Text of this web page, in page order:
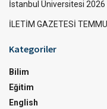
İstanbul Üniversitesi 2026
İLETİM GAZETESİ
Kategoriler
Bilim
Eğitim
English